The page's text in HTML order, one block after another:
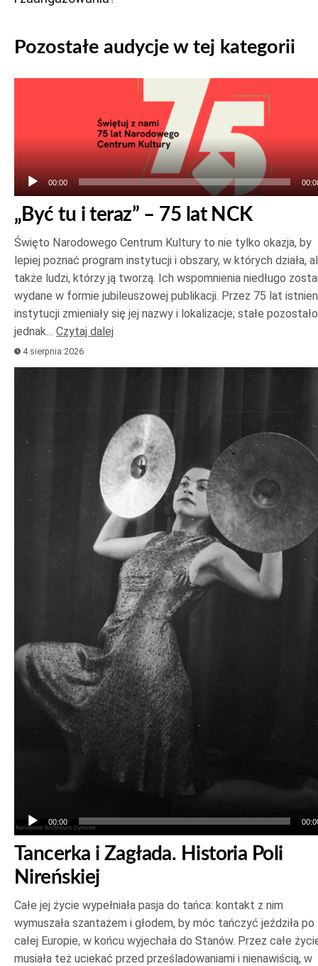
Pozostałe audycje w tej kategorii
00:00
„Być tu i teraz” – 75 lat NCK
Święto Narodowego Centrum Kultury to nie tylko okazja, by
lepiej poznać program instytucji i obszary, w których działa,
także ludzi, którzy ją tworzą. Ich wspomnienia niedługo
wydane w formie jubileuszowej publikacji. Przez 75 lat
instytucji zmieniały się jej nazwy i lokalizacje; stałe pozostało
jednak… Czytaj dalej
4 sierpnia 2026
00:00
Tancerka i Zagłada. Historia Poli
Nireńskiej
Całe jej życie wypełniała pasja do tańca: kontakt z nim
wymuszała szantażem i głodem, by móc tańczyć jeździła po
całej Europie, w końcu wyjechała do Stanów. Przez całe
musiała też uciekać przed prześladowaniami i nienawiścią, w